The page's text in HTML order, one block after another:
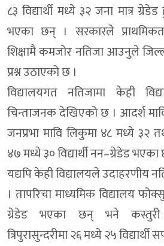
८३ विद्यार्थी मध्ये ३२ जना मात्र
भएका छन् । सरकारले
शिक्षामै कमजोर नतिजा आउनुले
प्रश्न उठाएको छ ।
विद्यालयगत नतिजामा केही
चिन्ताजनक देखिएको छ । आदर्श
जनप्रभा मावि लिकुमा ४८ मध्ये ३२
४७ मध्ये ३० विद्यार्थी नन–ग्रेडेड भएका
यद्यपि केही विद्यालयले उदाहरणीय
। तापरिचा माध्यमिक विद्यालय
ग्रेडेड भएका छन् भने कस्तुरी
त्रिपुरासुन्दरीमा २६ मध्ये २५